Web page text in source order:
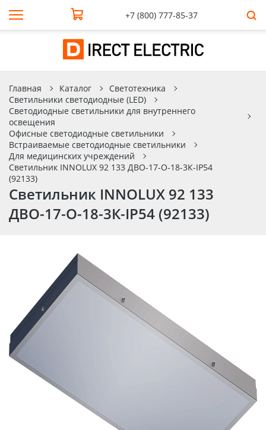
+7 (800) 777-85-37
Главная Каталог
Светотехника
Светильники светодиодные (LED)
Светодиодные светильники для внутреннего
освещения
Офисные светодиодные светильники
Встраиваемые светодиодные светильники
Для медицинских учреждений
Светильник INNOLUX 92 133 ДВО-17-О-18-3К-IP54
(92133)
Светильник INNOLUX 92 133
ДВО-17-О-18-3К-IP54 (92133)